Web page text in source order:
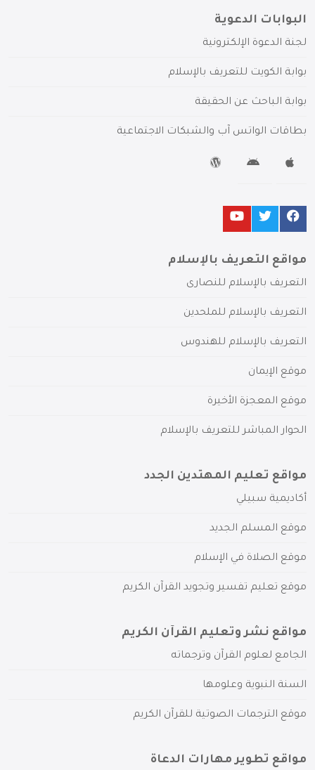
البوابات الدعوية
لجنة الدعوة الإلكترونية
بوابة الكويت للتعريف بالإسلام
بوابة الباحث عن الحقيقة
بطاقات الواتس آب والشبكات الاجتماعية
مواقع التعريف بالإسلام
التعريف بالإسلام للنصارى
التعريف بالإسلام للملحدين
التعريف بالإسلام للهندوس
موقع الإيمان
موقع المعجزة الأخيرة
الحوار المباشر للتعريف بالإسلام
مواقع تعليم المهتدين الجدد
أكاديمية سبيلي
موقع المسلم الجديد
موقع الصلاة في الإسلام
موقع تعليم تفسير وتجويد القرآن الكريم
مواقع نشر وتعليم القرآن الكريم
الجامع لعلوم القرآن وترجماته
السنة النبوية وعلومها
موقع الترجمات الصوتية للقرآن الكريم
مواقع تطوير مهارات الدعاة